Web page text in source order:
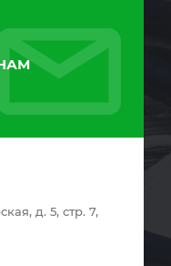
д. 5, стр. 7,